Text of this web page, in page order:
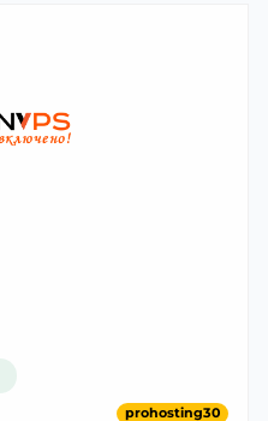
prohosting30